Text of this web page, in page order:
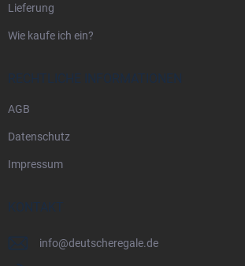
Lieferung
Wie kaufe ich ein?
RECHTLICHE INFORMATIONEN
AGB
Datenschutz
Impressum
KONTAKT
info@deutscheregale.de